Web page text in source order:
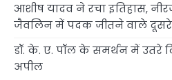
आशीष यादव ने रचा इतिहास,
जैवलिन में पदक जीतने वाले दूसरे
डॉ. के. ए. पॉल के समर्थन में उतरे
अपील